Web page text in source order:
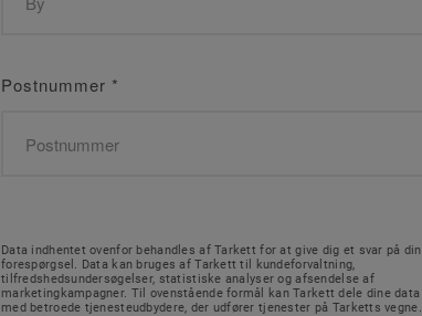
Postnummer *
Data indhentet ovenfor behandles af Tarkett for at give dig et svar på din
forespørgsel. Data kan bruges af Tarkett til kundeforvaltning,
tilfredshedsundersøgelser, statistiske analyser og afsendelse af
marketingkampagner. Til ovenstående formål kan Tarkett dele dine data
med betroede tjenesteudbydere, der udfører tjenester på Tarketts vegne.